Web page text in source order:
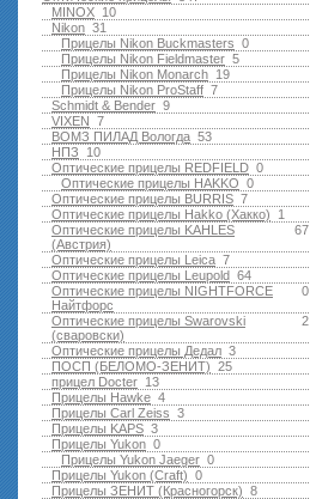
10
MINOX
31
Nikon
0
Прицелы Nikon Buckmasters
5
Прицелы Nikon Fieldmaster
19
Прицелы Nikon Monarch
7
Прицелы Nikon ProStaff
9
Schmidt & Bender
7
VIXEN
53
ВОМЗ ПИЛАД Вологда
10
НПЗ
0
Оптические прицелы REDFIELD
0
Оптические прицелы HAKKO
7
Оптические прицелы BURRIS
1
Оптические прицелы Hakko (Хакко)
67
Оптические прицелы KAHLES
(Австрия)
7
Оптические прицелы Leica
64
Оптические прицелы Leupold
0
Оптические прицелы NIGHTFORCE
Найтфорс
2
Оптические прицелы Swarovski
(сваровски)
3
Оптические прицелы Дедал
25
ПОСП (БЕЛОМО-ЗЕНИТ)
13
прицел Docter
4
Прицелы Hawke
3
Прицелы Carl Zeiss
3
Прицелы KAPS
0
Прицелы Yukon
0
Прицелы Yukon Jaeger
0
Прицелы Yukon (Craft)
8
Прицелы ЗЕНИТ (Красногорск)